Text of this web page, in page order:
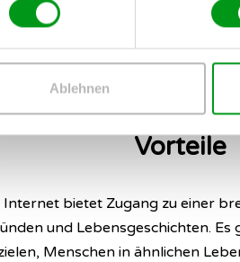
Ablehnen
gerade für Senioren
es wichtig, sich mit den Vor- und
stürzt.
Vorteile
Internet bietet Zugang zu einer
und Lebensgeschichten.
Menschen in ähnlichen